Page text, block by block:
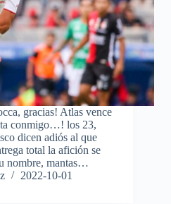
gracias! Atlas vence
conmigo…! los 23,
dicen adiós al que
total la afición se
nombre, mantas…
2022-10-01